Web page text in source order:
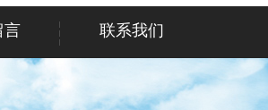
言 联系我们